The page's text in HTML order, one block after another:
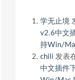
学无止境
v2.6中文
持Win/
chili 发表
中文插件